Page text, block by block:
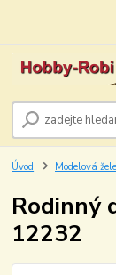
Úvod Modelová
Rodinný
12232